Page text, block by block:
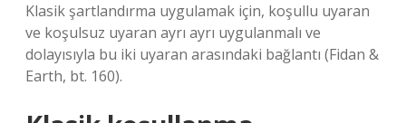
Klasik şartlandırma uygulamak için, koşullu uyaran
ve koşulsuz uyaran ayrı ayrı uygulanmalı ve
dolayısıyla bu iki uyaran arasındaki bağlantı (Fidan &
Earth, bt. 160).